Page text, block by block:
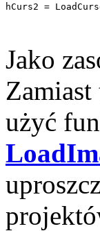
hCurs2 =
Jako
użyć